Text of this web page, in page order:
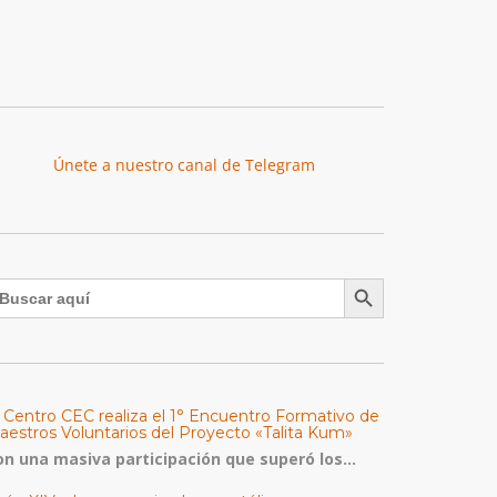
Únete a nuestro canal de Telegram
Botón de búsqueda
Centro CEC realiza el 1° Encuentro Formativo de
Voluntarios del Proyecto «Talita Kum»
una masiva participación que superó los...